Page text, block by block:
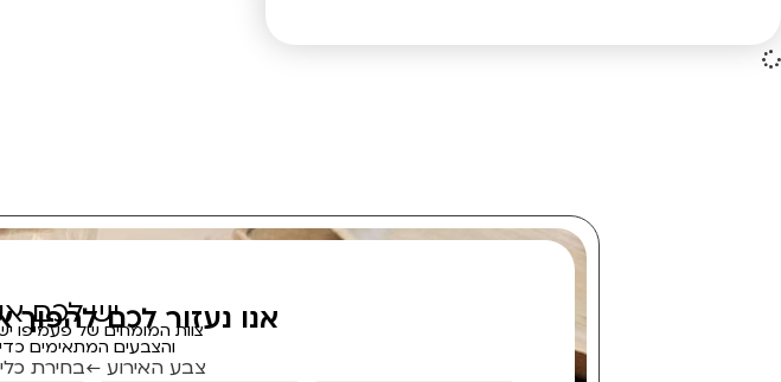
יש לכםאנו נעזור לכם
צוות המומחים של
והצבעים המתאימים
צבע האירוע ←בחירת